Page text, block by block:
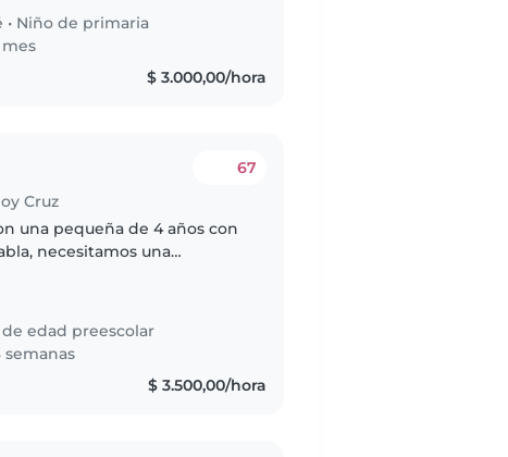
• Niño de primaria
$ 3.000,00/hora
Cruz
67
una pequeña de 4 años con
necesitamos una
edad preescolar
$ 3.500,00/hora